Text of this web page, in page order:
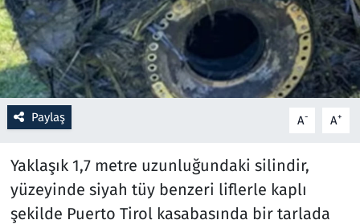
Paylaş A- A+
Yaklaşık 1,7 metre uzunluğundaki silindir,
yüzeyinde siyah tüy benzeri liflerle kaplı
şekilde Puerto Tirol kasabasında bir tarlada
Resmi İlanlar
Rüya Tabirleri
Sağlık
Seçim 2023